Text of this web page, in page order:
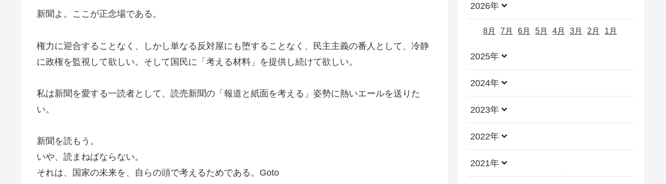
新聞よ。ここが正念場である。
権力に迎合することなく、しかし単なる反対屋にも堕することなく、民主主義の番人として、冷静
に政権を監視して欲しい。そして国民に「考える材料」を提供し続けて欲しい。
私は新聞を愛する一読者として、読売新聞の「報道と紙面を考える」姿勢に熱いエールを送りた
い。
新聞を読もう。
いや、読まねばならない。
それは、国家の未来を、自らの頭で考えるためである。Goto
2026年
8月 7月 6月 5月 4月 3月 2月 1月
2025年
2024年
2023年
2022年
2021年